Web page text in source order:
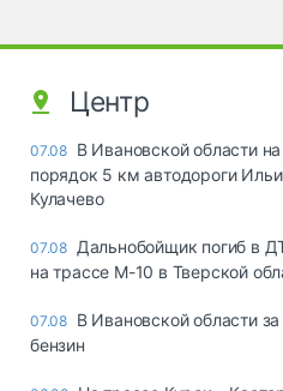
Центр
07.08 В Ивановской области
порядок 5 км автодороги
Кулачево
07.08 Дальнобойщик погиб в
на трассе М-10 в Тверской
07.08 В Ивановской области
бензин